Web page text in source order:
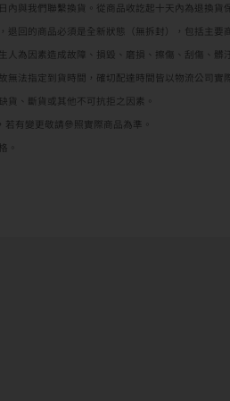
內與我們聯繫換貨。從商品收訖起十天內為退換貨
退回的商品必須是全新狀態（無拆封），包括主要
人為因素造成故障、損毀、磨損、擦傷、刮傷、髒
無法指定到貨時間，確切配達時間皆以物流公司實
、斷貨或其他不可抗拒之因素。
有變更敬請參照實際商品為準。